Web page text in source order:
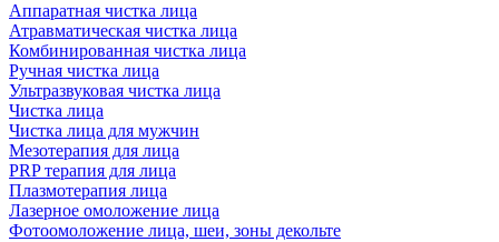
Аппаратная чистка лица
Атравматическая чистка лица
Комбинированная чистка лица
Ручная чистка лица
Ультразвуковая чистка лица
Чистка лица
Чистка лица для мужчин
Мезотерапия для лица
PRP терапия для лица
Плазмотерапия лица
Лазерное омоложение лица
Фотоомоложение лица, шеи, зоны декольте